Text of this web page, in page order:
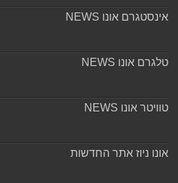
אינסטגרם אונו NEWS
טלגרם אונו NEWS
טוויטר אונו NEWS
אונו ניוז אתר החדשות